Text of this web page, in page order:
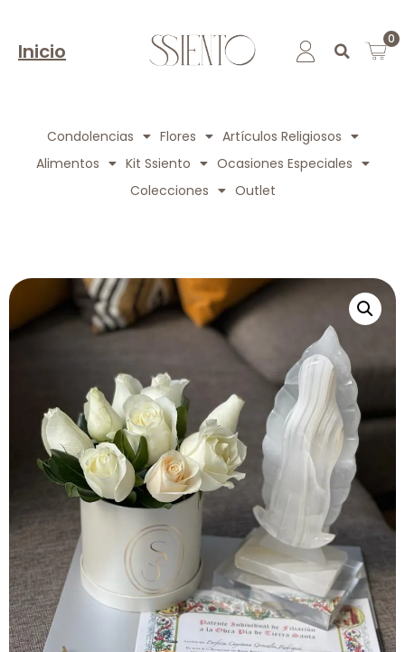
Inicio
0
Condolencias Flores
Artículos Religiosos
Alimentos
Kit Ssiento
Ocasiones Especiales
Colecciones
Outlet